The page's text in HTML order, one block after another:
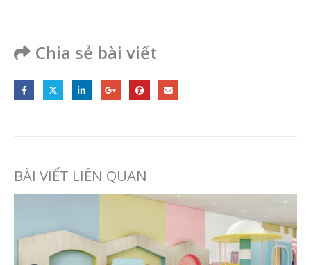
Chia sẻ bài viết
BÀI VIẾT LIÊN QUAN